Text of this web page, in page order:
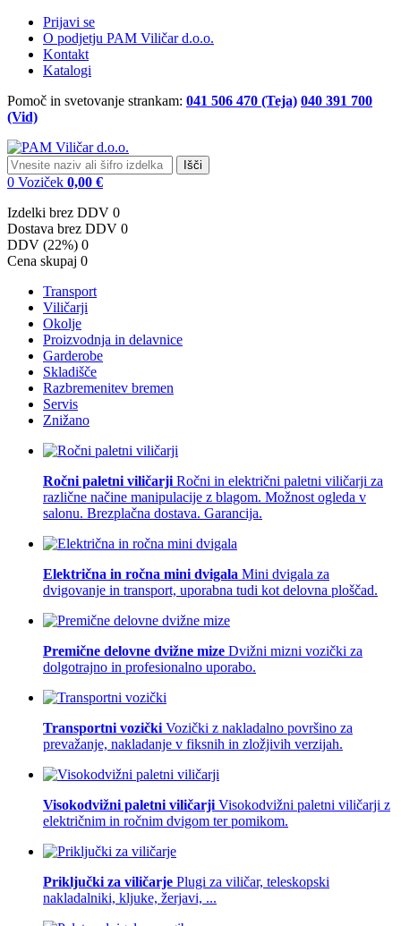
Prijavi se
O podjetju PAM Viličar d.o.o.
Kontakt
Katalogi
Pomoč in svetovanje strankam: 041 506 470 (Teja) 040 391 700
(Vid)
Išči
0 Voziček 0,00 €
Izdelki brez DDV 0
Dostava brez DDV 0
DDV (22%) 0
Cena skupaj 0
Transport
Viličarji
Okolje
Proizvodnja in delavnice
Garderobe
Skladišče
Razbremenitev bremen
Servis
Znižano
Ročni paletni viličarji Ročni in električni paletni viličarji za
različne načine manipulacije z blagom. Možnost ogleda v
salonu. Brezplačna dostava. Garancija.
Električna in ročna mini dvigala Mini dvigala za
dvigovanje in transport, uporabna tudi kot delovna ploščad.
Premične delovne dvižne mize Dvižni mizni vozički za
dolgotrajno in profesionalno uporabo.
Transportni vozički Vozički z nakladalno površino za
prevažanje, nakladanje v fiksnih in zložjivih verzijah.
Visokodvižni paletni viličarji Visokodvižni paletni viličarji z
električnim in ročnim dvigom ter pomikom.
Priključki za viličarje Plugi za viličar, teleskopski
nakladalniki, kljuke, žerjavi, ...